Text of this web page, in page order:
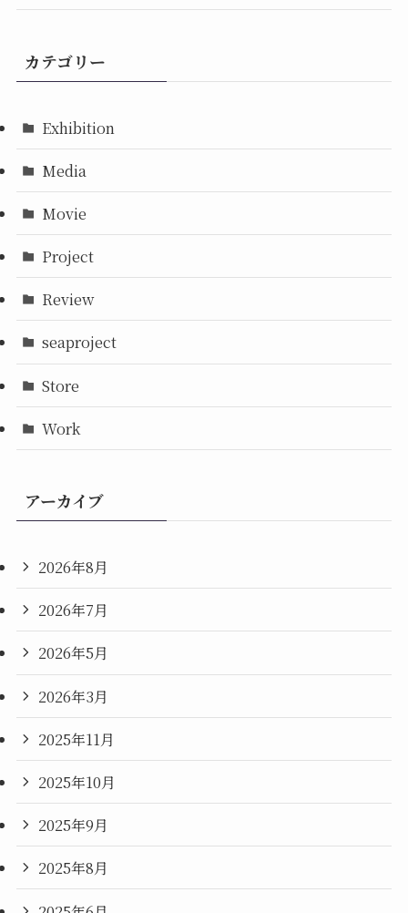
カテゴリー
Exhibition
Media
Movie
Project
Review
seaproject
Store
Work
アーカイブ
2026年8月
2026年7月
2026年5月
2026年3月
2025年11月
2025年10月
2025年9月
2025年8月